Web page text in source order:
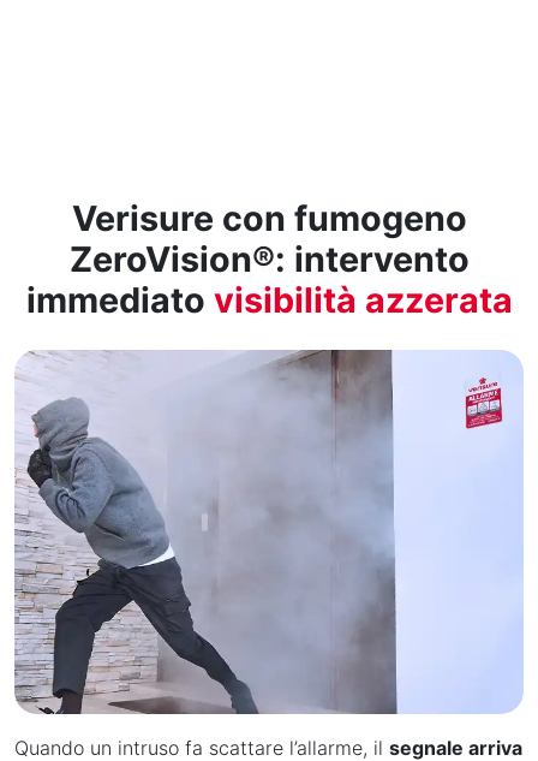
Verisure con fumogeno
ZeroVision®: intervento
immediato visibilità azzerata
Quando un intruso fa scattare l’allarme, il segnale arriva